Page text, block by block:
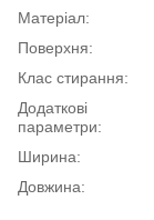
Матеріал:
Поверхня:
Клас стирання:
Додаткові
параметри:
Ширина:
Довжина: